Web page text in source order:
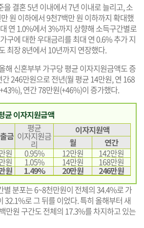
을 결혼 5년 이내에서 7년 이내로 늘리고, 소
원 이하에서 9천7백만 원 이하까지 확대했
연 1.0%에서 3%까지 상향해 소득구간별로
구에 대한 우대금리를 최대 연 0.6% 추가 지
최장 8년에서 10년까지 연장했다.
해 신혼부부 가구당 평균 이자지원금액도 증
246만원으로 전년(월 평균 14만원, 연 168
연간 78만원(+46%)이 증가했다.
균 이자지원금액
금
평균
이자지원금
리
이자지원액
월
연간
원 0.95% 12만원 142만원
원 1.05% 14만원 168만원
원 1.49% 20만원
246만원
별 분포는 6~8천만원이 전체의 34.4%로 가
32.1%로 그 뒤를 이었다. 특히 올해부터 새
만원 구간도 전체의 17.3%를 차지하고 있는